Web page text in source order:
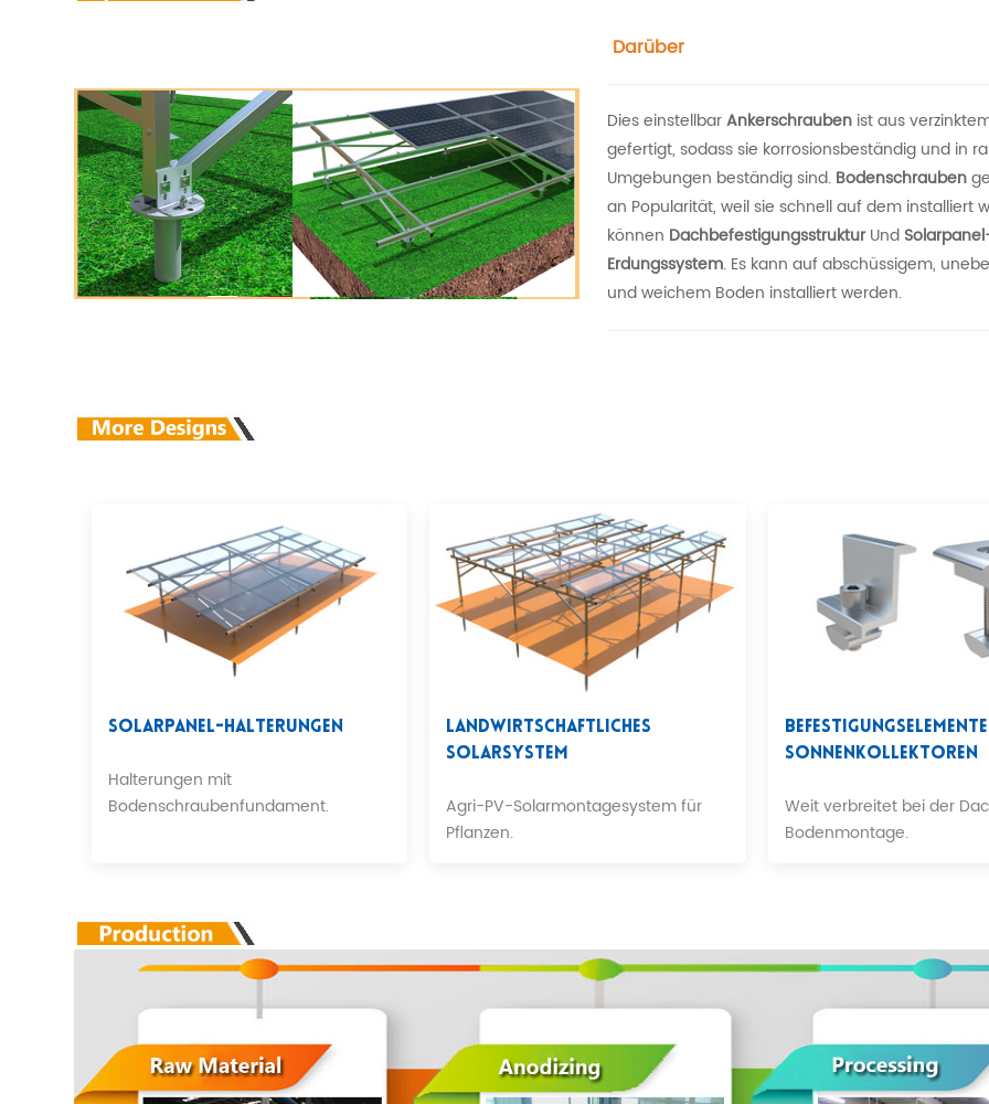
Darüber
Dies einstellbarAnkerschraubenist aus
gefertigt, sodass sie korrosionsbeständig und in
Umgebungen beständig sind. Bodenschrauben
an Popularität, weil sie schnell auf dem installiert
können DachbefestigungsstrukturUnd
Erdungssystem. Es kann auf abschüssigem,
und weichem Boden installiert werden.
Solarpanel-Halterungen
Halterungen mit
Bodenschraubenfundament.
Landwirtschaftliches
Solarsystem
Agri-PV-Solarmontagesystem für
Pflanzen.
Sonnenkollektoren
Weit verbreitet bei der
Bodenmontage.